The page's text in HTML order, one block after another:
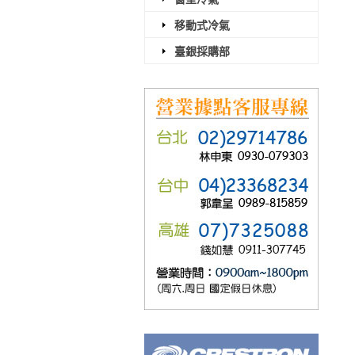
移動式冷氣
臺銀採購部